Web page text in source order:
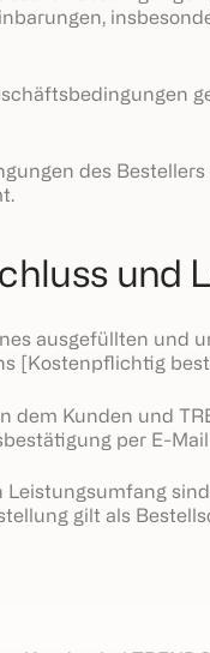
des Bestellers
und
ausgefüllten und
[Kostenpflichtig
Kunden und
per E-
gilt als